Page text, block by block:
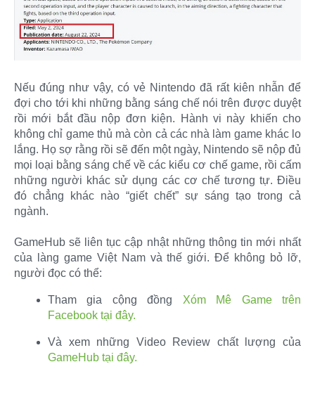
Nếu đúng như vậy, có vẻ Nintendo đã rất kiên nhẫn để
đợi cho tới khi những bằng sáng chế nói trên được duyệt
rồi mới bắt đầu nộp đơn kiện. Hành vi này khiến cho
không chỉ game thủ mà còn cả các nhà làm game khác lo
lắng. Họ sợ rằng rồi sẽ đến một ngày, Nintendo sẽ nộp đủ
mọi loại bằng sáng chế về các kiểu cơ chế game, rồi cấm
những người khác sử dụng các cơ chế tương tự. Điều
đó chẳng khác nào “giết chết” sự sáng tạo trong cả
ngành.
GameHub sẽ liên tục cập nhật những thông tin mới nhất
của làng game Việt Nam và thế giới. Để không bỏ lỡ,
người đọc có thể:​
Tham gia cộng đồng Xóm Mê Game trên
Facebook tại đây.
Và xem những Video Review chất lượng của
GameHub tại đây.